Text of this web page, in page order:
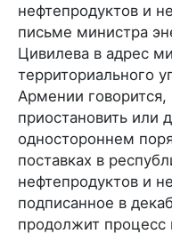
нефтепродуктов и
письме министра
Цивилева в адрес
территориального
Армении
приостановить или
одностороннем
поставках в
нефтепродуктов и
подписанное в
продолжит процесс